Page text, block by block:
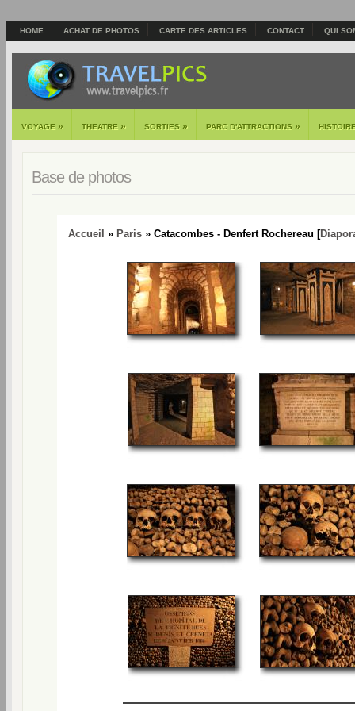
HOME ACHAT DE PHOTOS CARTE DES ARTICLES CONTACT QUI
VOYAGE » THEATRE » SORTIES » PARC D'ATTRACTIONS »
Base de photos
Accueil » Paris » Catacombes - Denfert Rochereau [